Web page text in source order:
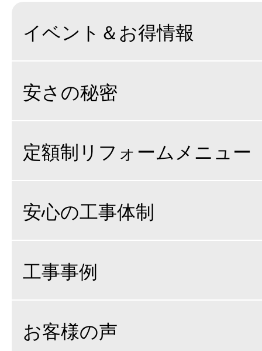
イベント＆お得情報
安さの秘密
定額制リフォームメニュー
安心の工事体制
工事事例
お客様の声